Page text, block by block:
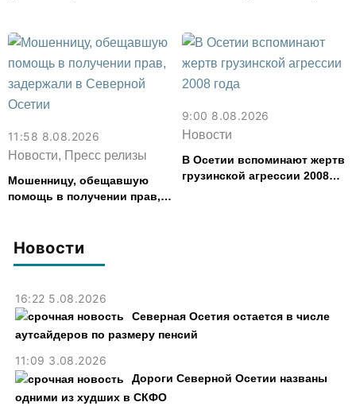
Новости
16:22 5.08.2026
Северная Осетия остается в числе
аутсайдеров по размеру пенсий
11:09 3.08.2026
Дороги Северной Осетии названы
одними из худших в СКФО
11:58 8.08.2026
Новости, Пресс релизы
Мошенницу, обещавшую
помощь в получении прав,
9:00 8.08.2026
Новости
В Осетии вспоминают жертв
грузинской агрессии 2008